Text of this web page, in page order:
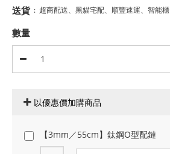
送貨 : 超商配送、黑貓宅配、順豐速運、智能櫃
數量
以優惠價加購商品
【3mm／55cm】鈦鋼O型配鏈